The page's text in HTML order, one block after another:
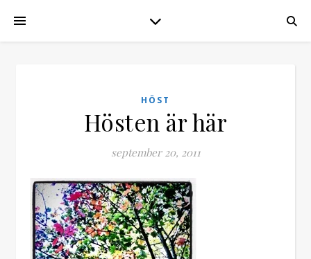
HÖST
Hösten är här
september 20, 2011